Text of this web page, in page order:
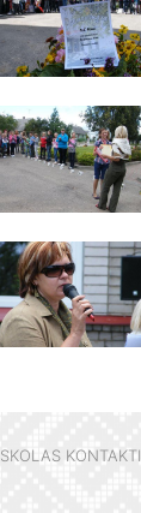
SKOLAS KONTAKTI